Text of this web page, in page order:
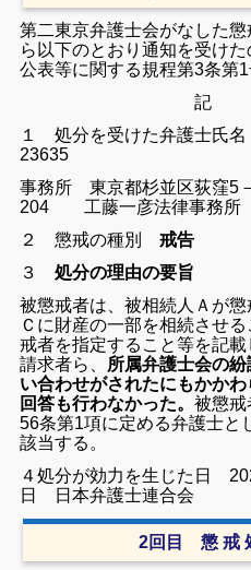
第二東京弁護士会がなした
ら以下のとおり通知を受け
公表等に関する規程第3条第
記
１ 処分を受けた弁護士氏名
23635
事務所 東京都杉並区荻窪5
204 工藤一彦法律事務所
２ 懲戒の種別戒告
３処分の理由の要旨
被懲戒者は、被相続人Ａが
Ｃに財産の一部を相続させ
戒者を指定すること等を記
請求者ら、 所属弁護士会の
い合わせがされたにもかか
回答も行わなかった。被懲戒
56条第1項に定める弁護士と
該当する。
４処分が効力を生じた日
日 日本弁護士連合会
2回目 懲 戒